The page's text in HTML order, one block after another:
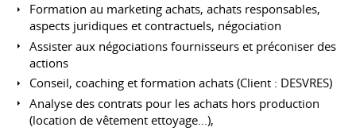
Formation au marketing achats, achats responsables,
aspects juridiques et contractuels, négociation
Assister aux négociations fournisseurs et préconiser des
actions
Conseil, coaching et formation achats (Client : DESVRES)
Analyse des contrats pour les achats hors production
(location de vêtement ettoyage...),